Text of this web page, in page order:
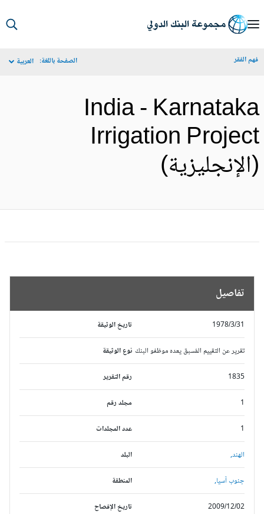
الفقر الصفحة باللغة: العربية
India -
Irrigation
تفاصيل
تاريخ الوثيقة 1978/3/31
نوع الوثيقة تقرير عن التقييم المُسبق يعده موظفو البنك
رقم التقرير 1835
مجلد رقم
عدد المجلدات
البلد الهند,
المنطقة جنوب آسيا,
تاريخ الإفصاح 2009/12/02